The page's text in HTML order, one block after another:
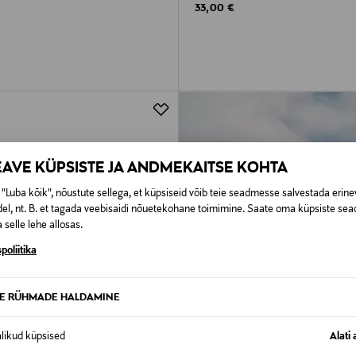
KÜPSISTE JA ANDMEKAITSE KOHTA
"Luba kõik", nõustute sellega, et küpsiseid võib teie seadmesse salvestada
nt. B. et tagada veebisaidi nõuetekohane toimimine. Saate oma küpsiste
selle lehe allosas.
RÜHMADE HALDAMINE
küpsised Alati
Original Price
33,00 €